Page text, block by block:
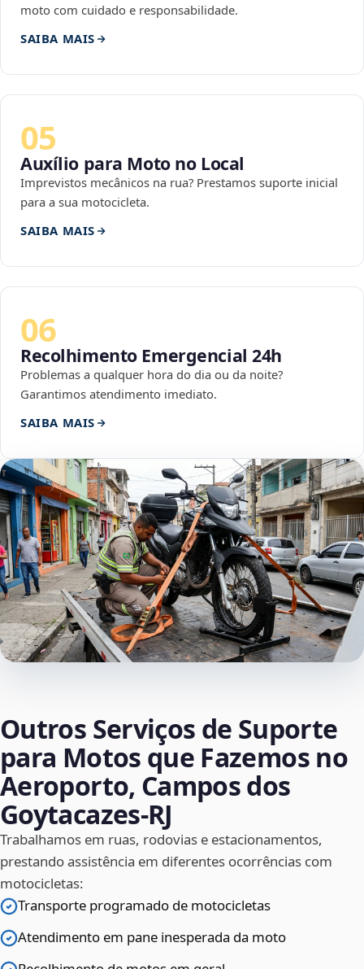
moto com cuidado e responsabilidade.
SAIBA MAIS
05
Auxílio para Moto no Local
Imprevistos mecânicos na rua? Prestamos suporte inicial
para a sua motocicleta.
SAIBA MAIS
06
Recolhimento Emergencial 24h
Problemas a qualquer hora do dia ou da noite?
Garantimos atendimento imediato.
SAIBA MAIS
Outros Serviços de Suporte
para Motos que Fazemos no
Aeroporto, Campos dos
Goytacazes‑RJ
Trabalhamos em ruas, rodovias e estacionamentos,
prestando assistência em diferentes ocorrências com
motocicletas:
Transporte programado de motocicletas
Atendimento em pane inesperada da moto